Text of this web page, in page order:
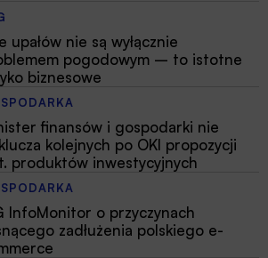
upałów nie są wyłącznie
pogodowym – to istotne
biznesowe
finansów i gospodarki nie
kolejnych po OKI propozycji
produktów inwestycyjnych
InfoMonitor o przyczynach
zadłużenia polskiego e-